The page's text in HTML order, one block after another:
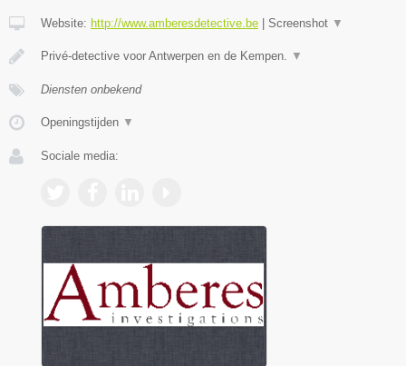
Website: http://www.amberesdetective.be Screenshot ▼
Privé-detective voor Antwerpen en de Kempen. ▼
Diensten onbekend
Openingstijden ▼
Sociale media: